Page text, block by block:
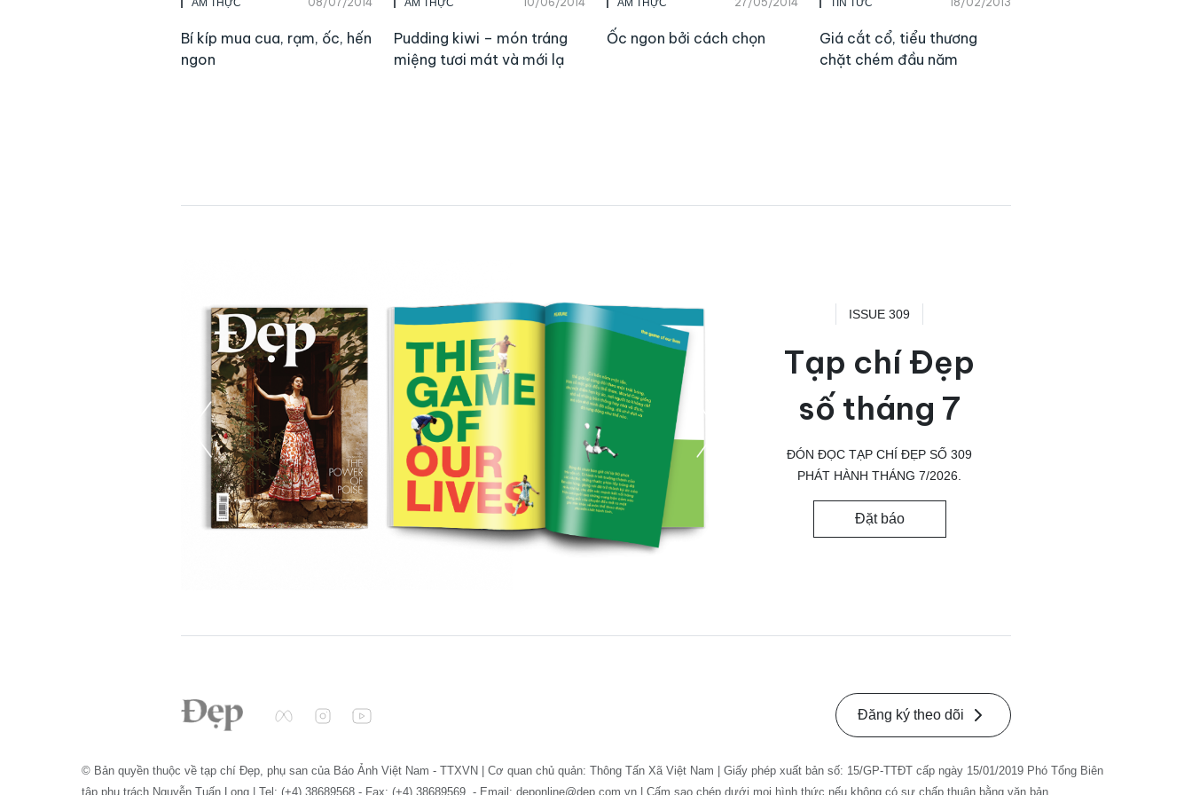
Bí kíp mua cua, rạm, ốc, hến
ngon
Pudding kiwi – món tráng
miệng tươi mát và mới lạ
Ốc ngon bởi cách chọn
Giá cắt cổ, tiểu thương
chặt chém đầu năm
ISSUE 309
Tạp chí Đẹp
số tháng 7
ĐÓN ĐỌC TẠP CHÍ ĐẸP SỐ 309
PHÁT HÀNH THÁNG 7/2026.
Đặt báo
Đăng ký theo dõi
© Bản quyền thuộc về tạp chí Đẹp, phụ san của Báo Ảnh Việt Nam - TTXVN | Cơ quan chủ quản: Thông Tấn Xã Việt Nam | Giấy phép xuất bản số: 15/GP-TTĐT cấp ngày 15/01/2019 Phó Tổng Biên
tập phụ trách Nguyễn Tuấn Long | Tel: (+4) 38689568 - Fax: (+4) 38689569. - Email: deponline@dep.com.vn | Cấm sao chép dưới mọi hình thức nếu không có sự chấp thuận bằng văn bản